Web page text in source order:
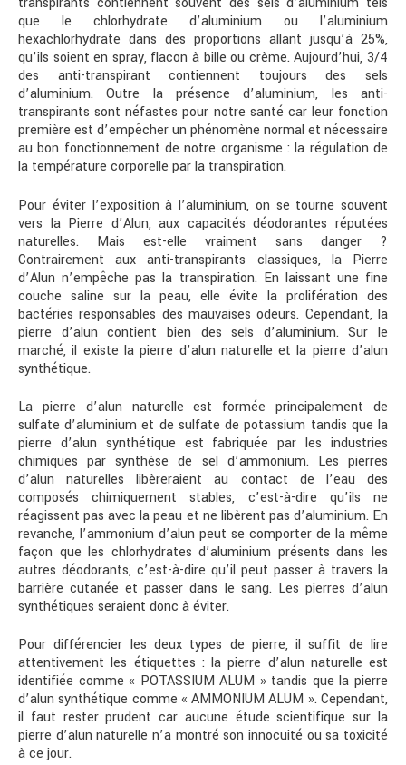
que le chlorhydrate d’aluminium ou l’aluminium
hexachlorhydrate dans des proportions allant jusqu’à 25%,
qu’ils soient en spray, flacon à bille ou crème. Aujourd’hui, 3/4
des anti-transpirant contiennent toujours des sels
d’aluminium. Outre la présence d’aluminium, les anti-
transpirants sont néfastes pour notre santé car leur fonction
première est d’empêcher un phénomène normal et nécessaire
au bon fonctionnement de notre organisme : la régulation de
la température corporelle par la transpiration.
Pour éviter l’exposition à l’aluminium, on se tourne souvent
vers la Pierre d’Alun, aux capacités déodorantes réputées
naturelles. Mais est-elle vraiment sans danger ?
Contrairement aux anti-transpirants classiques, la Pierre
d’Alun n’empêche pas la transpiration. En laissant une fine
couche saline sur la peau, elle évite la prolifération des
bactéries responsables des mauvaises odeurs. Cependant, la
pierre d’alun contient bien des sels d’aluminium. Sur le
marché, il existe la pierre d’alun naturelle et la pierre d’alun
synthétique.
La pierre d’alun naturelle est formée principalement de
sulfate d’aluminium et de sulfate de potassium tandis que la
pierre d’alun synthétique est fabriquée par les industries
chimiques par synthèse de sel d’ammonium. Les pierres
d’alun naturelles libèreraient au contact de l’eau des
composés chimiquement stables, c’est-à-dire qu’ils ne
réagissent pas avec la peau et ne libèrent pas d’aluminium. En
revanche, l’ammonium d’alun peut se comporter de la même
façon que les chlorhydrates d’aluminium présents dans les
autres déodorants, c’est-à-dire qu’il peut passer à travers la
barrière cutanée et passer dans le sang. Les pierres d’alun
synthétiques seraient donc à éviter.
Pour différencier les deux types de pierre, il suffit de lire
attentivement les étiquettes : la pierre d’alun naturelle est
identifiée comme « POTASSIUM ALUM » tandis que la pierre
d’alun synthétique comme « AMMONIUM ALUM ». Cependant,
il faut rester prudent car aucune étude scientifique sur la
pierre d’alun naturelle n’a montré son innocuité ou sa toxicité
à ce jour.